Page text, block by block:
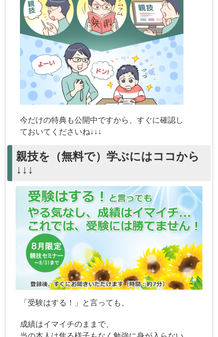
今だけの特典も公開中ですから、すぐに確認し
ておいてくださいね↓↓↓
親技を（無料で）学ぶにはココから
↓↓↓
「受験はする！」と言っても、
成績はイマイチのままで、